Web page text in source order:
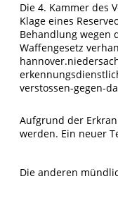
Die 4. Kammer des
Klage eines
Behandlung wegen
Waffengesetz
verstossen-gegen-
Aufgrund der
werden. Ein neuer
Die anderen